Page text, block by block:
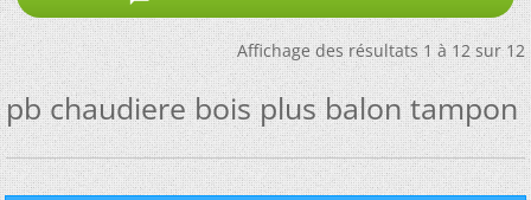
Affichage des résultats 1 à 12 sur 12
pb chaudiere bois plus balon tampon